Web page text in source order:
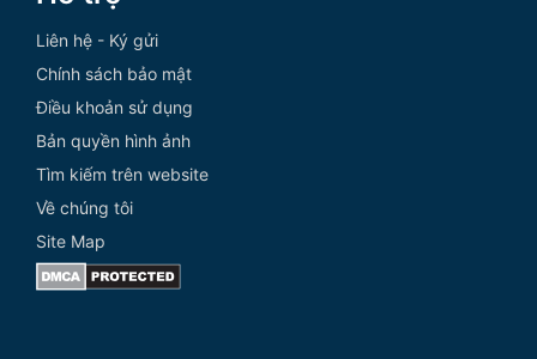
Liên hệ - Ký gửi
Chính sách bảo mật
Điều khoản sử dụng
Bản quyền hình ảnh
Tìm kiếm trên website
Về chúng tôi
Site Map